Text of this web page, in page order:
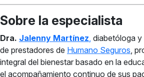
Sobre la especialista
Dra. Jalenny Martínez, diabetóloga y
de prestadores de Humano Seguros,
integral del bienestar basado en la
el acompañamiento continuo de sus